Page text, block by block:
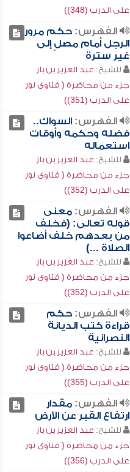
على الدرب (348))
الفهرس:حكم مرور
الرجل أمام مصلٍ إلى
غير سترة
للشيخ: عبد العزيز بن باز
جزء من محاضرة ( فتاوى نور
على الدرب (351))
الفهرس:السواك..
فضله وحكمه وأوقات
استعماله
للشيخ: عبد العزيز بن باز
جزء من محاضرة ( فتاوى نور
على الدرب (352))
الفهرس:معنى
قوله تعالى: (فخلف
من بعدهم خلف أضاعوا
الصلاة ...)
للشيخ: عبد العزيز بن باز
جزء من محاضرة ( فتاوى نور
على الدرب (352))
الفهرس:حكم
قراءة كتب الديانة
النصرانية
للشيخ: عبد العزيز بن باز
جزء من محاضرة ( فتاوى نور
على الدرب (355))
الفهرس:مقدار
ارتفاع القبر عن الأرض
للشيخ: عبد العزيز بن باز
جزء من محاضرة ( فتاوى نور
على الدرب (356))